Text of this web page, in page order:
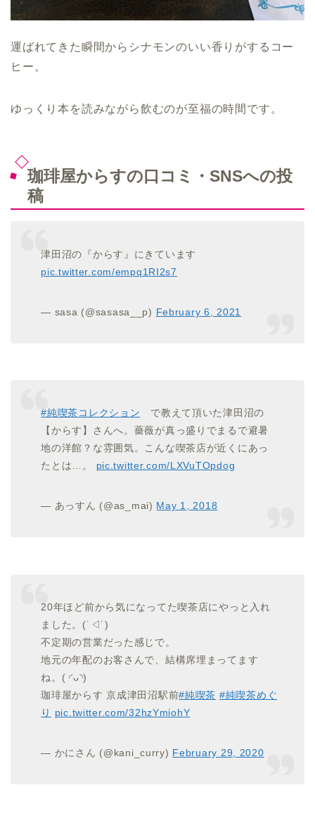
運ばれてきた瞬間からシナモンのいい香りがするコー
ヒー。
ゆっくり本を読みながら飲むのが至福の時間です。
珈琲屋からすの口コミ・SNSへの投
稿
津田沼の『からす』にきています
pic.twitter.com/empq1RI2s7
— sasa (@sasasa__p) February 6, 2021
#純喫茶コレクション で教えて頂いた津田沼の
【からす】さんへ。薔薇が真っ盛りでまるで避暑
地の洋館？な雰囲気。こんな喫茶店が近くにあっ
たとは…。 pic.twitter.com/LXVuTOpdog
— あっすん (@as_mai) May 1, 2018
20年ほど前から気になってた喫茶店にやっと入れ
ました。(˙◁˙)
不定期の営業だった感じで。
地元の年配のお客さんで、結構席埋まってます
ね。( ◜ᴗ◝)
珈琲屋からす 京成津田沼駅前#純喫茶 #純喫茶めぐ
り
pic.twitter.com/32hzYmiohY
— かにさん (@kani_curry) February 29, 2020